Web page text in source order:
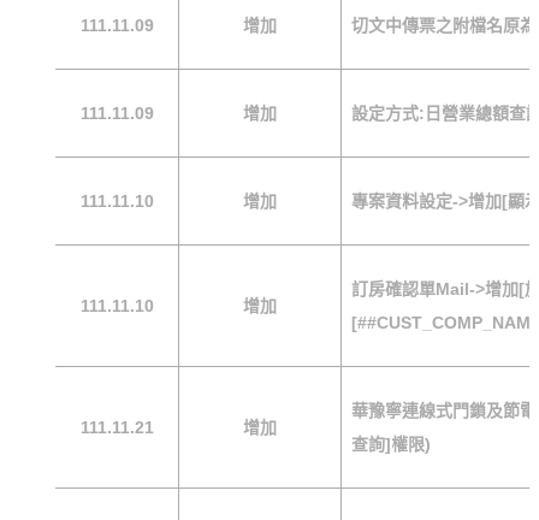
111.11.09 增加 切文中傳票之附檔名原
111.11.09 增加 設定方式:日營業總額查
111.11.10 增加 專案資料設定->增加[顯
111.11.10 增加
訂房確認單Mail->增加[
111.11.21 增加
華豫寧連線式門鎖及節
查詢]權限)